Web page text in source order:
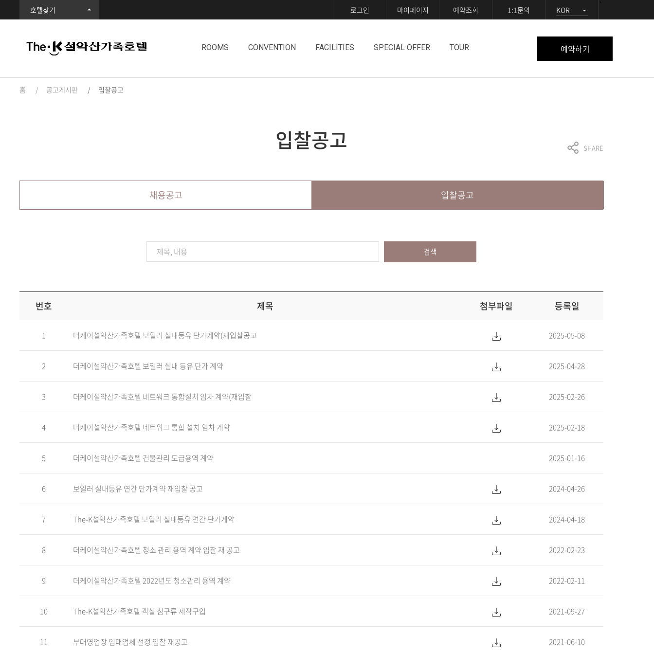
호텔찾기 로그인 `
마이페이지 예약조회 1:1문의 KOR
ROOMS CONVENTION FACILITIES SPECIAL OFFER TOUR 예약하기
홈 공고게시판 입찰공고
입찰공고 SHARE
채용공고 입찰공고
검색
번호 제목 첨부파일 등록일
1 더케이설악산가족호텔 보일러 실내등유 단가계약(재입찰공고 2025-05-08
2 더케이설악산가족호텔 보일러 실내 등유 단가 계약 2025-04-28
3 더케이설악산가족호텔 네트워크 통합설치 임차 계약(재입찰 2025-02-26
4 더케이설악산가족호텔 네트워크 통합 설치 임차 계약 2025-02-18
5 더케이설악산가족호텔 건물관리 도급용역 계약 2025-01-16
6 보일러 실내등유 연간 단가계약 재입찰 공고 2024-04-26
7 The-K설악산가족호텔 보일러 실내등유 연간 단가계약 2024-04-18
8 더케이설악산가족호텔 청소 관리 용역 계약 입찰 재 공고 2022-02-23
9 더케이설악산가족호텔 2022년도 청소관리 용역 계약 2022-02-11
10 The-K설악산가족호텔 객실 침구류 제작구입 2021-09-27
11 부대영업장 임대업체 선정 입찰 재공고 2021-06-10